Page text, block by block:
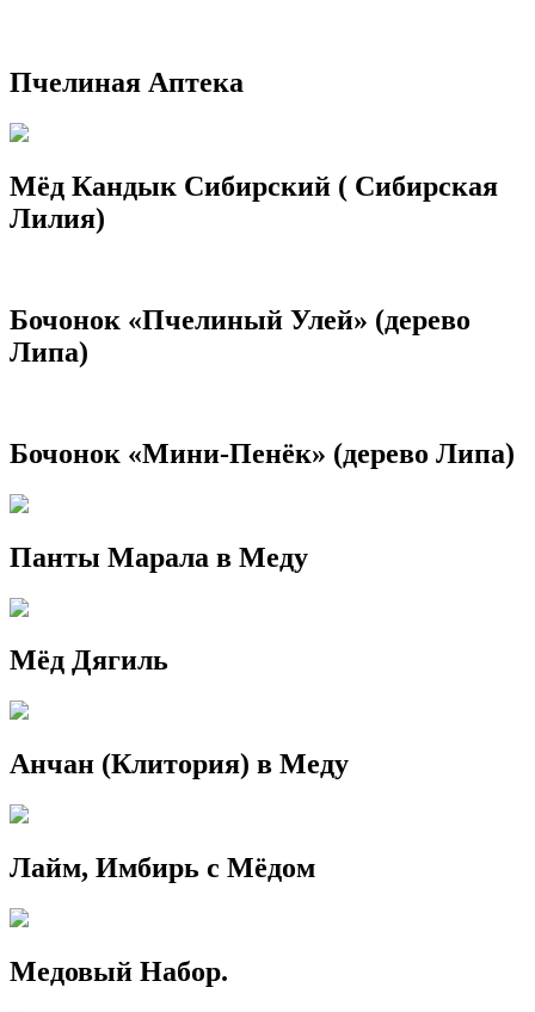
Пчелиная Аптека
Мёд Кандык Сибирский ( Сибирская
Лилия)
Бочонок «Пчелиный Улей» (дерево
Липа)
Бочонок «Мини-Пенёк» (дерево Липа)
Панты Марала в Меду
Мёд Дягиль
Анчан (Клитория) в Меду
Лайм, Имбирь с Мёдом
Медовый Набор.